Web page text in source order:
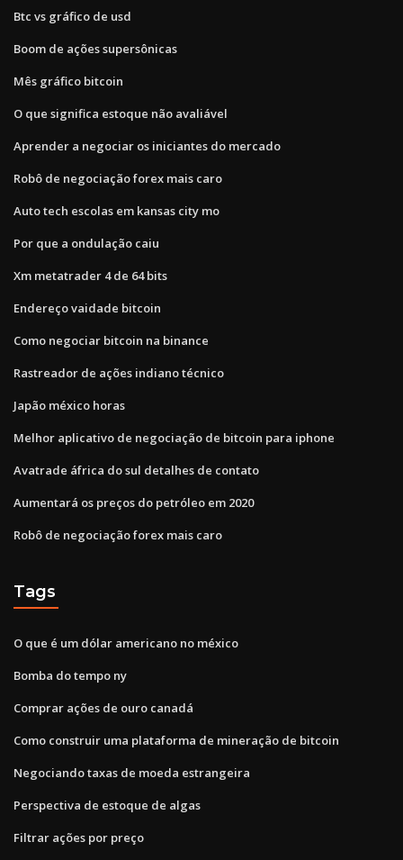
Btc vs gráfico de usd
Boom de ações supersônicas
Mês gráfico bitcoin
O que significa estoque não avaliável
Aprender a negociar os iniciantes do mercado
Robô de negociação forex mais caro
Auto tech escolas em kansas city mo
Por que a ondulação caiu
Xm metatrader 4 de 64 bits
Endereço vaidade bitcoin
Como negociar bitcoin na binance
Rastreador de ações indiano técnico
Japão méxico horas
Melhor aplicativo de negociação de bitcoin para iphone
Avatrade áfrica do sul detalhes de contato
Aumentará os preços do petróleo em 2020
Robô de negociação forex mais caro
Tags
O que é um dólar americano no méxico
Bomba do tempo ny
Comprar ações de ouro canadá
Como construir uma plataforma de mineração de bitcoin
Negociando taxas de moeda estrangeira
Perspectiva de estoque de algas
Filtrar ações por preço